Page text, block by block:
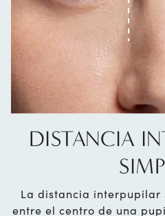
DISTANCIA
La distancia interpupilar
entre el centro de una